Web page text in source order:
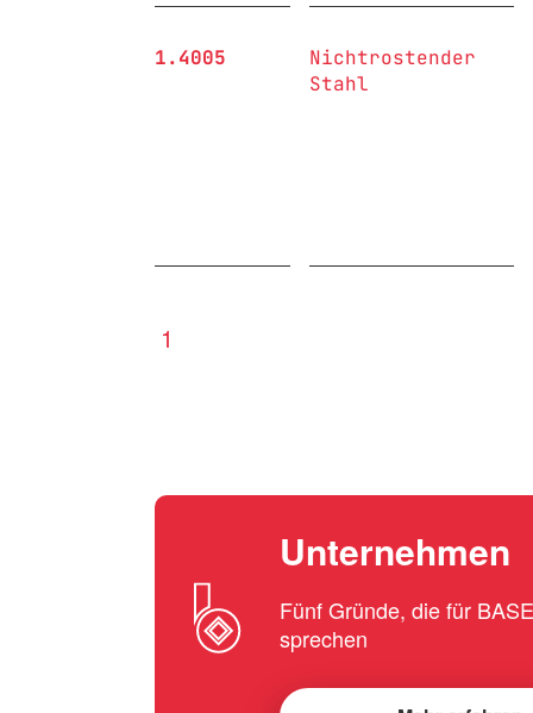
1.4005
Nichtrostender
Stahl
1
Unternehmen
Fünf Gründe, die für
sprechen